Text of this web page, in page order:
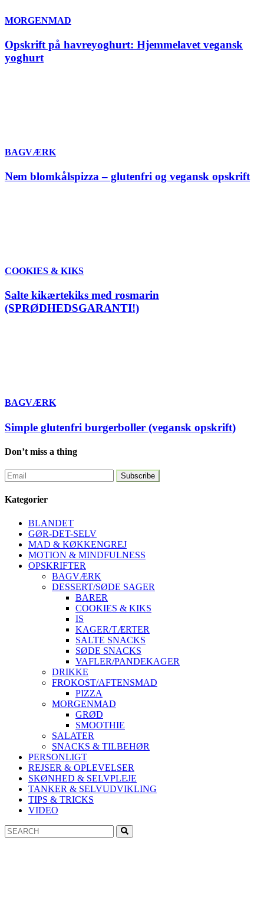
MORGENMAD
Opskrift på havreyoghurt: Hjemmelavet vegansk
yoghurt
BAGVÆRK
Nem blomkålspizza – glutenfri og vegansk opskrift
COOKIES & KIKS
Salte kikærtekiks med rosmarin
(SPRØDHEDSGARANTI!)
BAGVÆRK
Simple glutenfri burgerboller (vegansk opskrift)
Don’t miss a thing
Kategorier
BLANDET
GØR-DET-SELV
MAD & KØKKENGREJ
MOTION & MINDFULNESS
OPSKRIFTER
BAGVÆRK
DESSERT/SØDE SAGER
BARER
COOKIES & KIKS
IS
KAGER/TÆRTER
SALTE SNACKS
SØDE SNACKS
VAFLER/PANDEKAGER
DRIKKE
FROKOST/AFTENSMAD
PIZZA
MORGENMAD
GRØD
SMOOTHIE
SALATER
SNACKS & TILBEHØR
PERSONLIGT
REJSER & OPLEVELSER
SKØNHED & SELVPLEJE
TANKER & SELVUDVIKLING
TIPS & TRICKS
VIDEO
Search
for: